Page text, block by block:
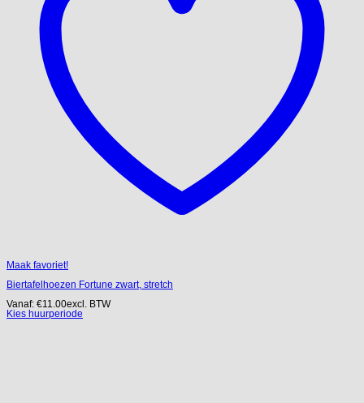
Maak favoriet!
Biertafelhoezen Fortune zwart, stretch
Vanaf: €11.00excl. BTW
Kies huurperiode